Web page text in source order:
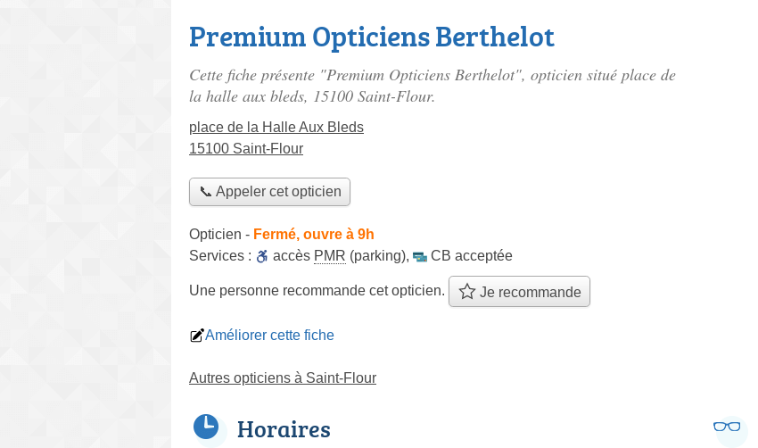
Premium Opticiens Berthelot
Cette fiche présente "Premium Opticiens Berthelot", opticien situé place de
la halle aux bleds, 15100 Saint-Flour.
place de la Halle Aux Bleds
15100 Saint-Flour
📞 Appeler cet opticien
Opticien - Fermé, ouvre à 9h
Services :
accès PMR (parking), CB acceptée
Une personne recommande cet opticien. Je recommande
Améliorer cette fiche
Autres opticiens à Saint-Flour
Horaires